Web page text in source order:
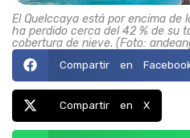
El Quelccaya está por encima de
ha perdido cerca del 42 % de su
cobertura de nieve. (Foto:
Compartir en
Compartir en X